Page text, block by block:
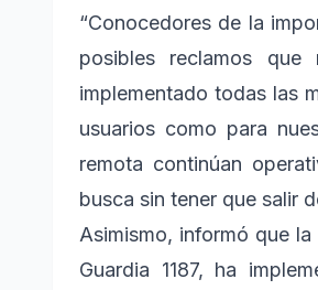
“Conocedores de la
posibles reclamos
implementado todas las
usuarios como para
remota continúan
busca sin tener que salir
Asimismo, informó que
Guardia 1187, ha